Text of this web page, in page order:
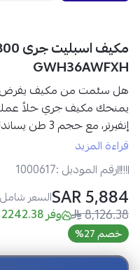
GWH36AWFXH
هل سئمت من مكيف يفرض
إنفيرتر، مع
الاستخدام.
مواصفات جري مكيفات حار بارد 34800
العلامة التجارية:جري
نوع المنتج:مكيف
السعة التبريدية:
الحجم:3 طن
التقنية:
قراءة المزيد
رقم الموديل :1000617
5,884 SAR السعر
8,126.38 وفر 2242.38 ر.س
خصم 27%